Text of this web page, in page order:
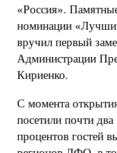
«Россия».
номинации
вручил первый
Администрации
Кириенко.
С момента
посетили почти
процентов гостей